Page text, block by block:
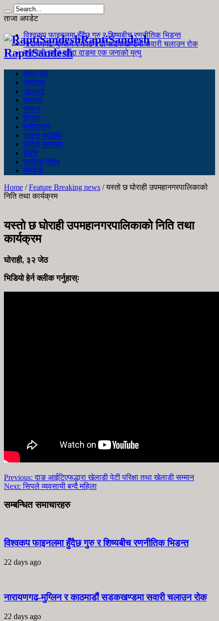
ताजा अपडेट
विश्वकप फाइनलमा हुँदैछ गुरु र शिष्यबीच रणनीतिक भिडन्त
नारायणगढ-मुग्लिन र काठमाडौं सडकखण्डमा सवारी चलाउन रोक
जङ्गली च्याउ खाँदा दाङमा एक जनाको मृत्यु
RaptiSandesh
RaptiSandesh
मुख्य पृष्ठ
समाचार
खेलकुद
प्रवास
समाज
विचार
मनोरञ्जन
सूचना प्रविधि
प्रदेश समाचार
विशेष
साहित्य विशेष
भिडियो
Home /Feature Breaking news /यस्तो छ घोराही उपमहानगरपालिकाको
निति तथा कार्यक्रम
यस्तो छ घोराही उपमहानगरपालिकाको निति तथा
कार्यक्रम
घोराही, ३२ जेठ
भिडियो हेर्न क्लीक गर्नुहास्ः
Previous: दाङ आईटिएफद्धारा खेलाडी पेटी परिक्षा तथा खेलाडी सम्मान
Next: सिपले व्यवसायी बन्दै महिला
सम्बन्धित समाचारहरु
विश्वकप फाइनलमा हुँदैछ गुरु र शिष्यबीच रणनीतिक भिडन्त
22 days ago
नारायणगढ-मुग्लिन र काठमाडौं सडकखण्डमा सवारी चलाउन रोक
22 days ago